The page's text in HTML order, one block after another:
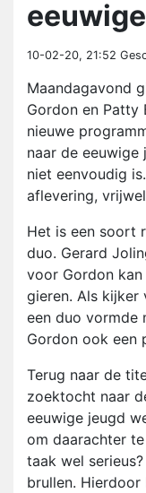
10-02-20, 21:52
Maandagavond
Gordon en Patty
nieuwe
naar de
niet eenvoudig
aflevering,
Het is een soort
duo. Gerard
voor Gordon
gieren. Als kijker
een duo vormde
Gordon ook een
Terug naar de
zoektocht naar
eeuwige jeugd
om daarachter
taak wel
brullen.